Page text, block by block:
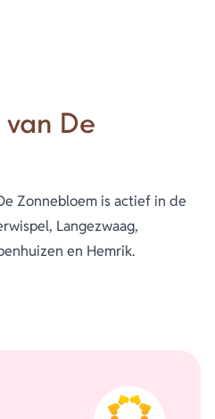
De
Zonnebloem is actief in de
Langezwaag,
en Hemrik.